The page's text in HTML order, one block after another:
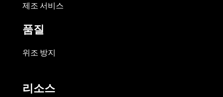
제조 서비스
품질
위조 방지
리소스